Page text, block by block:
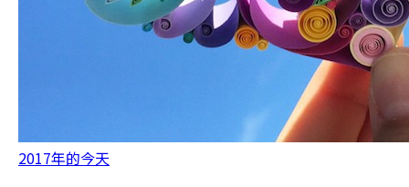
2017年的今天